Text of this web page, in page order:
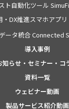
ト自動化ツール
・DX推進スマホアプ
ータ統合 Connected
導入事例
知らせ・セミナー・コ
資料一覧
ウェビナー動画
製品サービス紹介動画